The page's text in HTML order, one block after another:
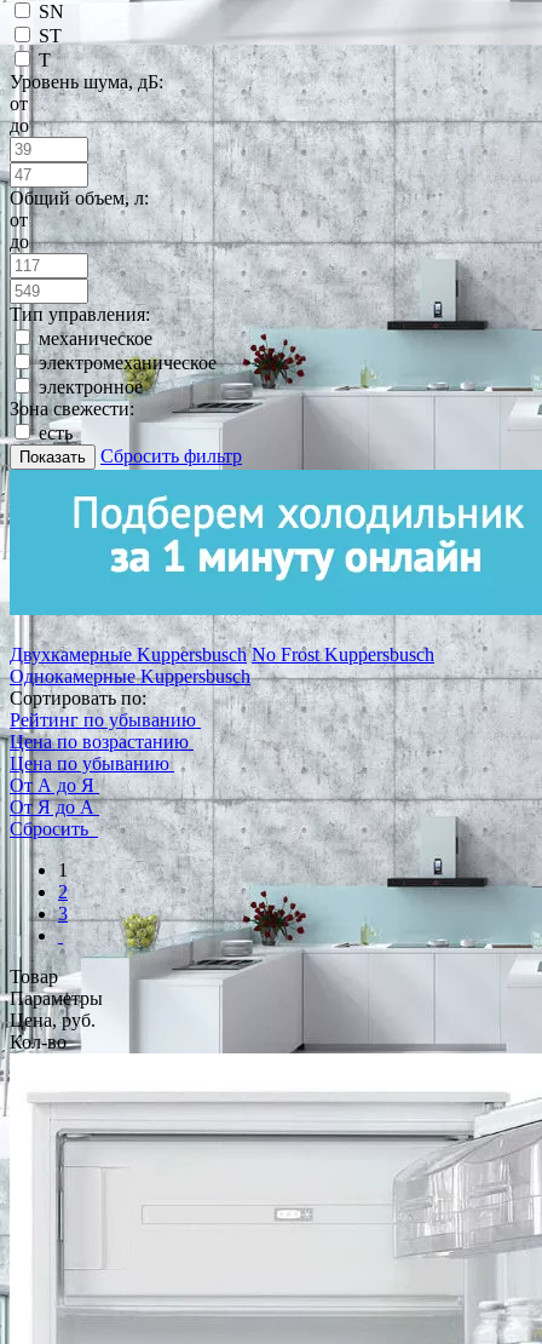
SN
ST
T
Уровень шума, дБ:
от
до
Общий объем, л:
от
до
Тип управления:
механическое
электромеханическое
электронное
Зона свежести:
есть
Показать Сбросить фильтр
Двухкамерные Kuppersbusch No Frost Kuppersbusch
Однокамерные Kuppersbusch
Сортировать по:
Рейтинг по убыванию
Цена по возрастанию
Цена по убыванию
От А до Я
От Я до А
Сбросить
1
2
3
Товар
Параметры
Цена, руб.
Кол-во